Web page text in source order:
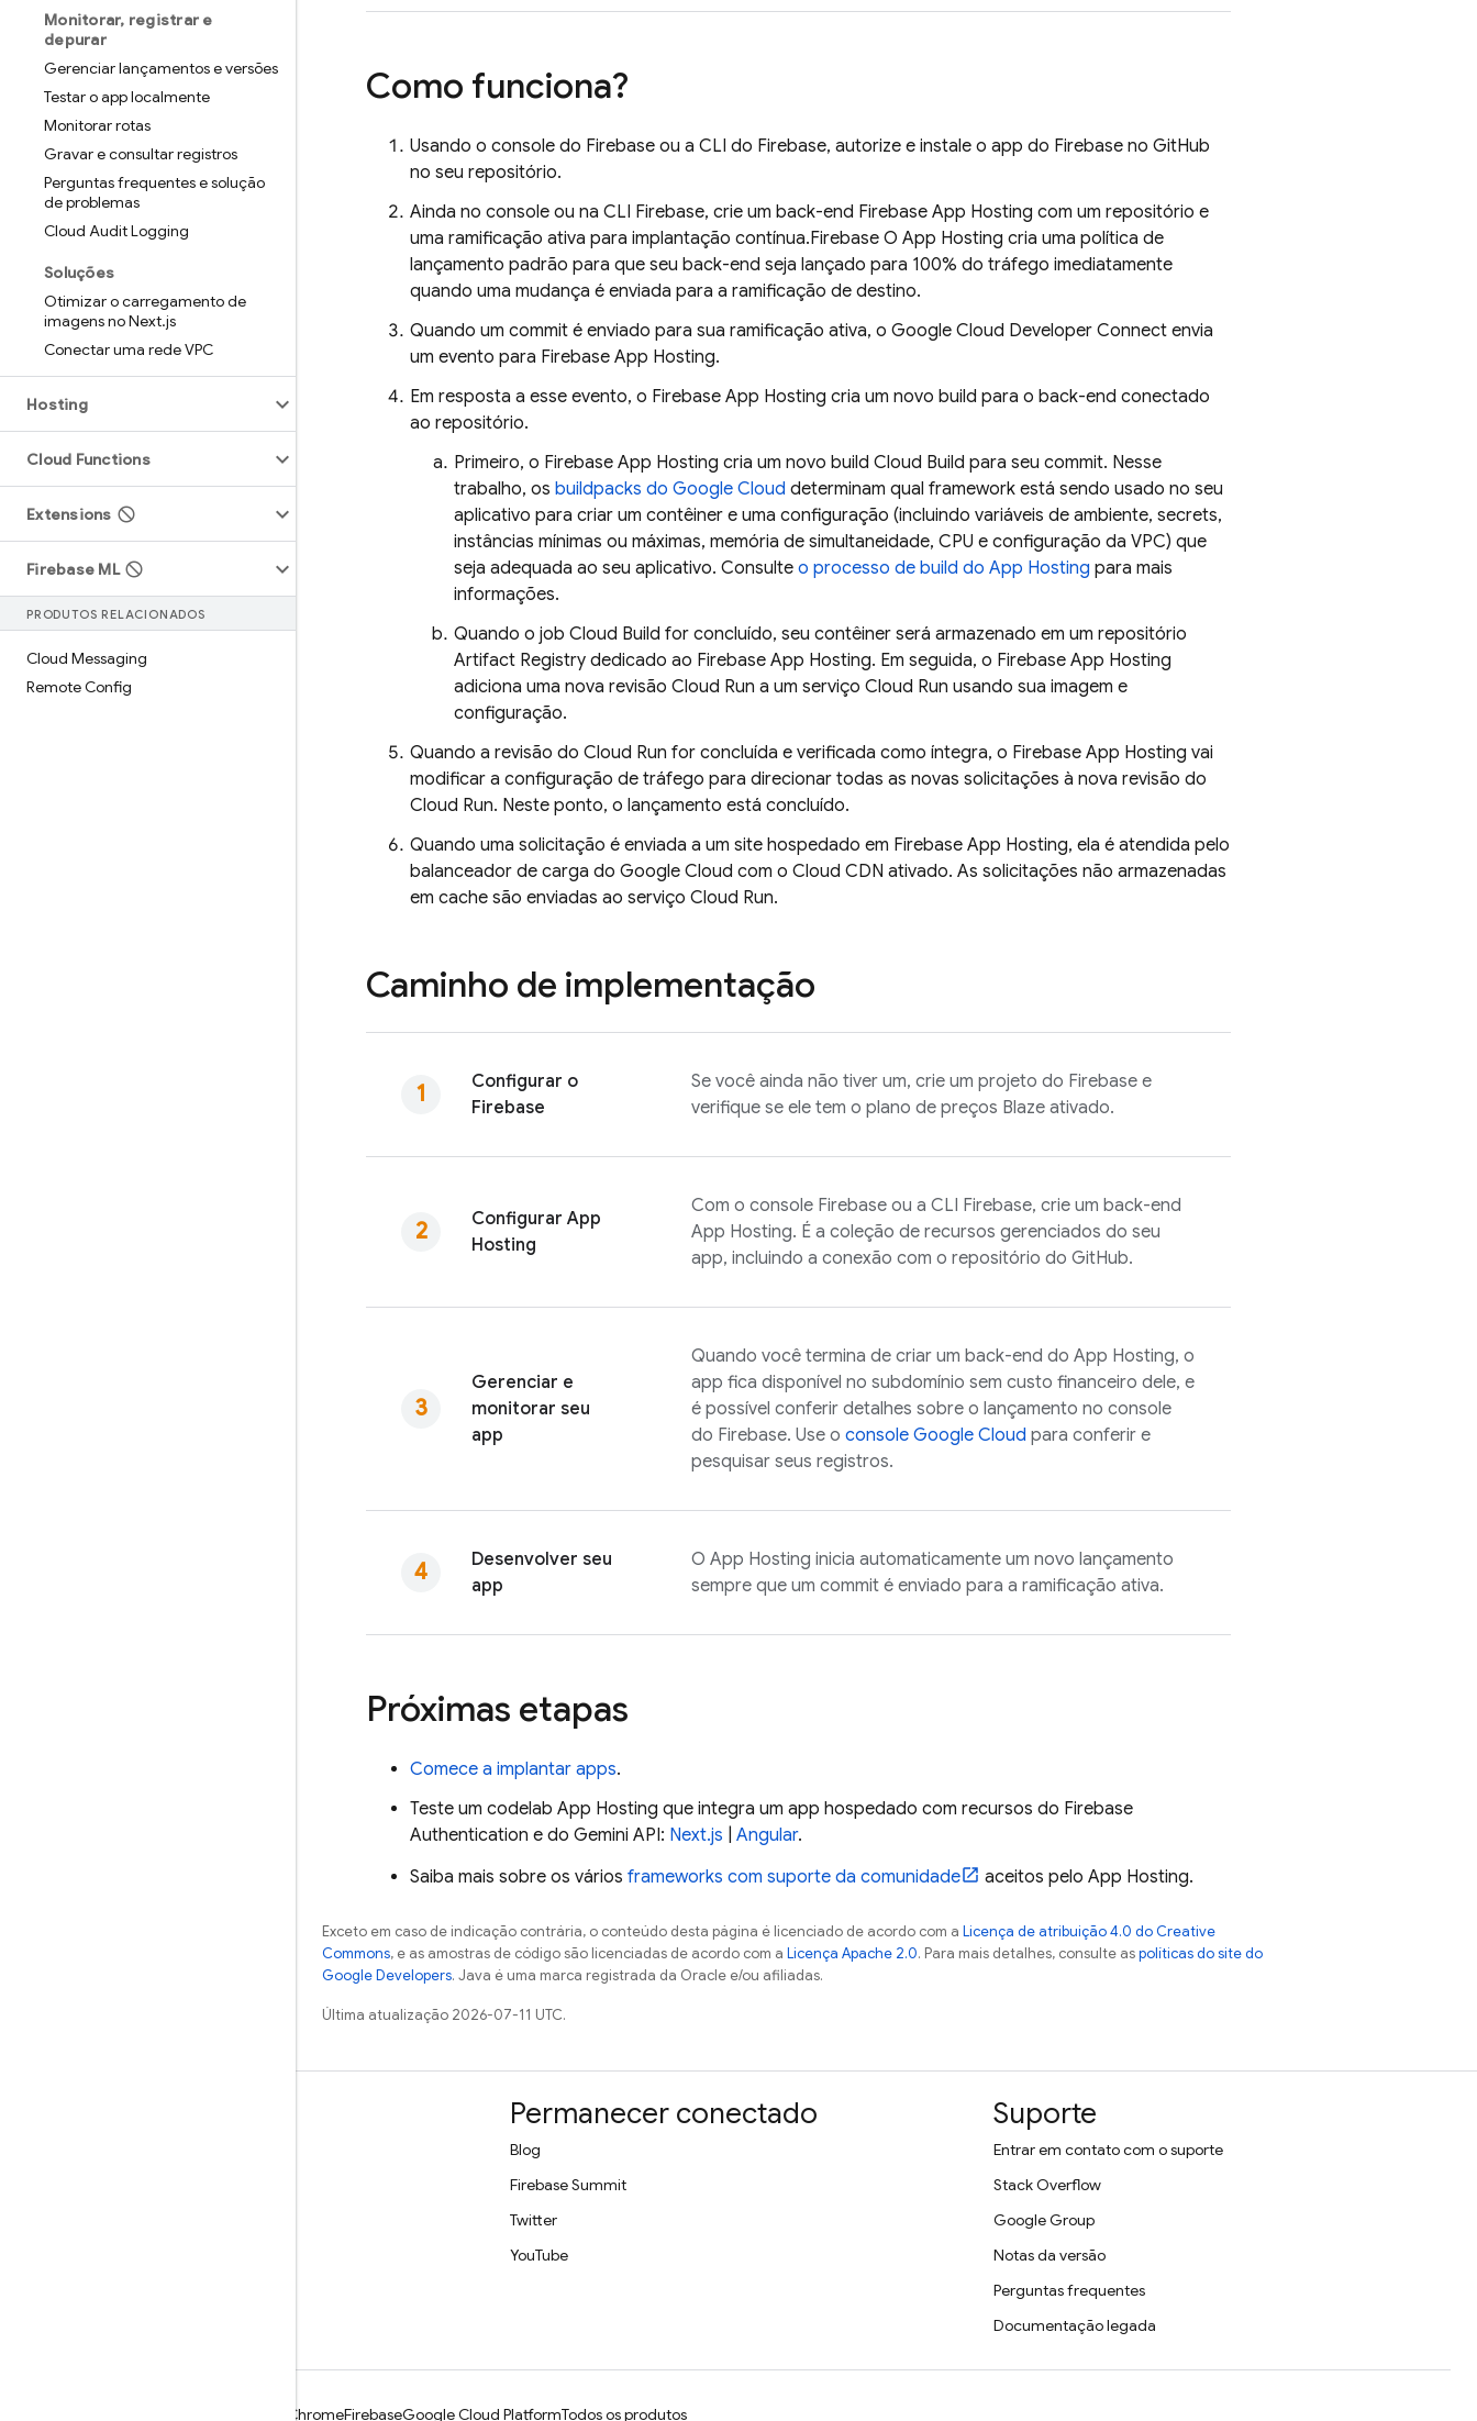
Monitorar, registrar e
depurar
Gerenciar lançamentos e versões
Testar o app localmente
Monitorar rotas
Gravar e consultar registros
Perguntas frequentes e solução
de problemas
Cloud Audit Logging
Soluções
Otimizar o carregamento de
imagens no Next.js
Conectar uma rede VPC
Hosting
Cloud Functions
Extensions
Firebase ML
PRODUTOS RELACIONADOS
Cloud Messaging
Remote Config
Como funciona?
Usando o console do Firebase ou a CLI do Firebase, autorize e instale o app do Firebase no GitHub
no seu repositório.
Ainda no console ou na CLI Firebase, crie um back-end Firebase App Hosting com um repositório e
uma ramificação ativa para implantação contínua.Firebase O App Hosting cria uma política de
lançamento padrão para que seu back-end seja lançado para 100% do tráfego imediatamente
quando uma mudança é enviada para a ramificação de destino.
Quando um commit é enviado para sua ramificação ativa, o Google Cloud Developer Connect envia
um evento para Firebase App Hosting.
Em resposta a esse evento, o Firebase App Hosting cria um novo build para o back-end conectado
ao repositório.
Primeiro, o Firebase App Hosting cria um novo build Cloud Build para seu commit. Nesse
trabalho, os buildpacks do Google Cloud determinam qual framework está sendo usado no seu
aplicativo para criar um contêiner e uma configuração (incluindo variáveis de ambiente, secrets,
instâncias mínimas ou máximas, memória de simultaneidade, CPU e configuração da VPC) que
seja adequada ao seu aplicativo. Consulte o processo de build do App Hosting para mais
informações.
Quando o job Cloud Build for concluído, seu contêiner será armazenado em um repositório
Artifact Registry dedicado ao Firebase App Hosting. Em seguida, o Firebase App Hosting
adiciona uma nova revisão Cloud Run a um serviço Cloud Run usando sua imagem e
configuração.
Quando a revisão do Cloud Run for concluída e verificada como íntegra, o Firebase App Hosting vai
modificar a configuração de tráfego para direcionar todas as novas solicitações à nova revisão do
Cloud Run. Neste ponto, o lançamento está concluído.
Quando uma solicitação é enviada a um site hospedado em Firebase App Hosting, ela é atendida pelo
balanceador de carga do Google Cloud com o Cloud CDN ativado. As solicitações não armazenadas
em cache são enviadas ao serviço Cloud Run.
Caminho de implementação
Configurar o
Firebase
Se você ainda não tiver um, crie um projeto do Firebase e
verifique se ele tem o plano de preços Blaze ativado.
Configurar App
Hosting
Com o console Firebase ou a CLI Firebase, crie um back-end
App Hosting. É a coleção de recursos gerenciados do seu
app, incluindo a conexão com o repositório do GitHub.
Gerenciar e
monitorar seu
app
Quando você termina de criar um back-end do App Hosting, o
app fica disponível no subdomínio sem custo financeiro dele, e
é possível conferir detalhes sobre o lançamento no console
do Firebase. Use o console Google Cloud para conferir e
pesquisar seus registros.
Desenvolver seu
app
O App Hosting inicia automaticamente um novo lançamento
sempre que um commit é enviado para a ramificação ativa.
Próximas etapas
Comece a implantar apps.
Teste um codelab App Hosting que integra um app hospedado com recursos do Firebase
Authentication e do Gemini API: Next.js Angular.
Saiba mais sobre os vários frameworks com suporte da comunidade aceitos pelo App Hosting.
Exceto em caso de indicação contrária, o conteúdo desta página é licenciado de acordo com a Licença de atribuição 4.0 do Creative
Commons, e as amostras de código são licenciadas de acordo com a Licença Apache 2.0. Para mais detalhes, consulte aspolíticas do site do
Google Developers. Java é uma marca registrada da Oracle e/ou afiliadas.
Última atualização 2026-07-11 UTC.
Permanecer conectado
Blog
Firebase Summit
Twitter
YouTube
Suporte
Entrar em contato com o suporte
Stack Overflow
Google Group
Notas da versão
Perguntas frequentes
Documentação legada
ChromeFirebaseGoogle Cloud PlatformTodos os produtos